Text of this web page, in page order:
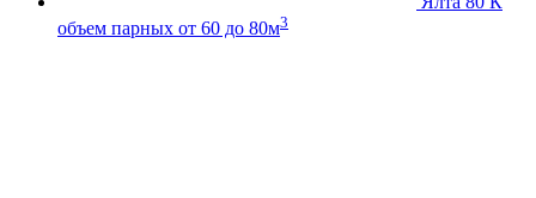
объем парных от 60 до 80м3